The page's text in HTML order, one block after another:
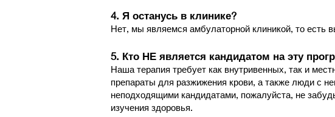
​4. Я останусь в клинике?
Нет, мы являемся амбулаторной клиникой, то есть
​5. Кто НЕ является кандидатом на эту
Наша терапия требует как внутривенных, так и
препараты для разжижения крови, а также люди с
неподходящими кандидатами, пожалуйста, не
изучения здоровья.